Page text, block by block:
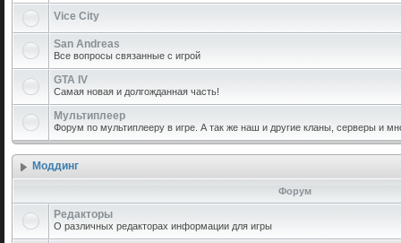
Vice City
San Andreas
Все вопросы связанные с игрой
GTA IV
Самая новая и долгожданная часть!
Мультиплеер
Форум по мультиплееру в игре. А так же наш и другие кланы, серверы и
Моддинг
Форум
Редакторы
О различных редакторах информации для игры